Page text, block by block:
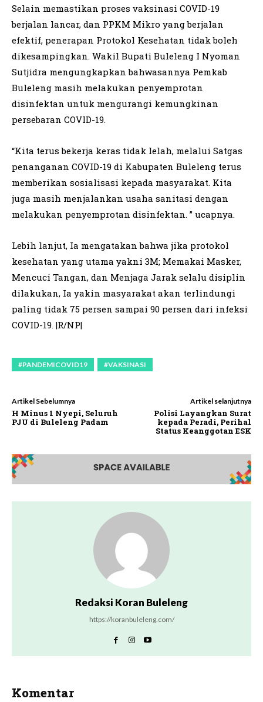
Selain memastikan proses vaksinasi COVID-19
berjalan lancar, dan PPKM Mikro yang berjalan
efektif, penerapan Protokol Kesehatan tidak boleh
dikesampingkan. Wakil Bupati Buleleng I Nyoman
Sutjidra mengungkapkan bahwasannya Pemkab
Buleleng masih melakukan penyemprotan
disinfektan untuk mengurangi kemungkinan
persebaran COVID-19.
“Kita terus bekerja keras tidak lelah, melalui Satgas
penanganan COVID-19 di Kabupaten Buleleng terus
memberikan sosialisasi kepada masyarakat. Kita
juga masih menjalankan usaha sanitasi dengan
melakukan penyemprotan disinfektan. ” ucapnya.
Lebih lanjut, Ia mengatakan bahwa jika protokol
kesehatan yang utama yakni 3M; Memakai Masker,
Mencuci Tangan, dan Menjaga Jarak selalu disiplin
dilakukan, Ia yakin masyarakat akan terlindungi
paling tidak 75 persen sampai 90 persen dari infeksi
COVID-19. |R/NP|
#PANDEMICOVID19 #VAKSINASI
Artikel Sebelumnya
H Minus 1 Nyepi, Seluruh
PJU di Buleleng Padam
Artikel selanjutnya
Polisi Layangkan Surat
kepada Peradi, Perihal
Status Keanggotan ESK
Redaksi Koran Buleleng
https://koranbuleleng.com/
Komentar